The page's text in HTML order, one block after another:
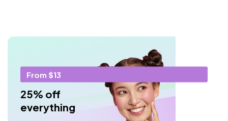
From $13
25% off
everything